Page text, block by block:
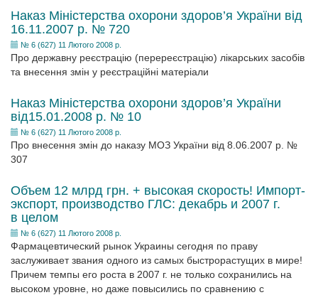
Наказ Міністерства охорони здоров’я України від
16.11.2007 р. № 720
№ 6 (627) 11 Лютого 2008 р.
Про державну реєстрацію (перереєстрацію) лікарських засобів
та внесення змін у реєстраційні матеріали
Наказ Міністерства охорони здоров’я України
від15.01.2008 р. № 10
№ 6 (627) 11 Лютого 2008 р.
Про внесення змін до наказу МОЗ України від 8.06.2007 р. №
307
Объем 12 млрд грн. + высокая скорость! Импорт-
экспорт, производство ГЛС: декабрь и 2007 г.
в целом
№ 6 (627) 11 Лютого 2008 р.
Фармацевтический рынок Украины сегодня по праву
заслуживает звания одного из самых быстрорастущих в мире!
Причем темпы его роста в 2007 г. не только сохранились на
высоком уровне, но даже повысились по сравнению с